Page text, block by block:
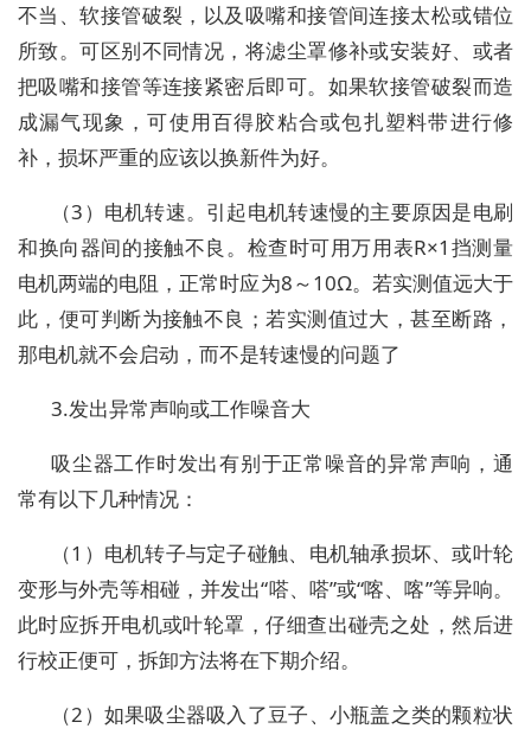
不当、软接管破裂，以及吸嘴和接管间连接太松或错位
所致。可区别不同情况，将滤尘罩修补或安装好、或者
把吸嘴和接管等连接紧密后即可。如果软接管破裂而造
成漏气现象，可使用百得胶粘合或包扎塑料带进行修
补，损坏严重的应该以换新件为好。
（3）电机转速。引起电机转速慢的主要原因是电刷
和换向器间的接触不良。检查时可用万用表R×1挡测量
电机两端的电阻，正常时应为8～10Ω。若实测值远大于
此，便可判断为接触不良；若实测值过大，甚至断路，
那电机就不会启动，而不是转速慢的问题了
3.发出异常声响或工作噪音大
吸尘器工作时发出有别于正常噪音的异常声响，通
常有以下几种情况：
（1）电机转子与定子碰触、电机轴承损坏、或叶轮
变形与外壳等相碰，并发出“嗒、嗒”或“喀、喀”等异响。
此时应拆开电机或叶轮罩，仔细查出碰壳之处，然后进
行校正便可，拆卸方法将在下期介绍。
（2）如果吸尘器吸入了豆子、小瓶盖之类的颗粒状